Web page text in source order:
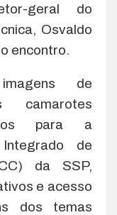
geral do
Osvaldo
encontro.
de
camarotes
para a
de
da SSP,
e acesso
dos temas